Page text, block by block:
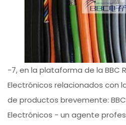
-7, en la plataforma de la BBC
Electrónicos relacionados con
de productos brevemente:
Electrónicos - un agente